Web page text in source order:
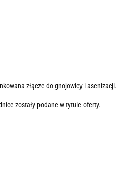
złącze do gnojowicy i asenizacji.
zostały podane w tytule oferty.